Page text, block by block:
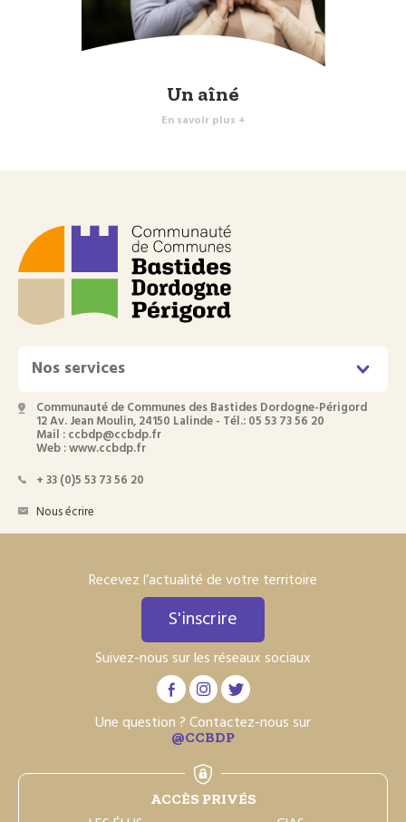
Un aîné
En savoir plus +
Nos services
Communauté de Communes des Bastides Dordogne-Périgord
12 Av. Jean Moulin, 24150 Lalinde - Tél.: 05 53 73 56 20
Mail : ccbdp@ccbdp.fr
Web : www.ccbdp.fr
+ 33 (0)5 53 73 56 20
Nous écrire
Recevez l’actualité de votre territoire
S'inscrire
Suivez-nous sur les réseaux sociaux
Une question ? Contactez-nous sur
@CCBDP
ACCÈS PRIVÉS